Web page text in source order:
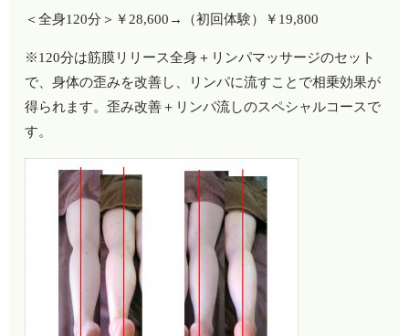
＜全身120分＞￥28,600→（初回体験）￥19,800
※120分は筋膜リリース全身＋リンパマッサージのセット
で、身体の歪みを改善し、リンパに流すことで相乗効果が
得られます。歪み改善＋リンパ流しのスペシャルコースで
す。